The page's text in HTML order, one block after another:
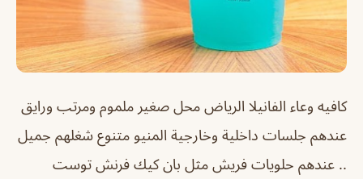
كافيه وعاء الفانيلا الرياض محل صغير ملموم ومرتب ورايق
عندهم جلسات داخلية وخارجية المنيو متنوع شغلهم جميل
.. عندهم حلويات فريش مثل بان كيك فرنش توست